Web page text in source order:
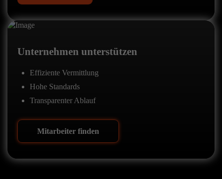
Unternehmen unterstützen
Effiziente Vermittlung
Hohe Standards
Transparenter Ablauf
Mitarbeiter finden